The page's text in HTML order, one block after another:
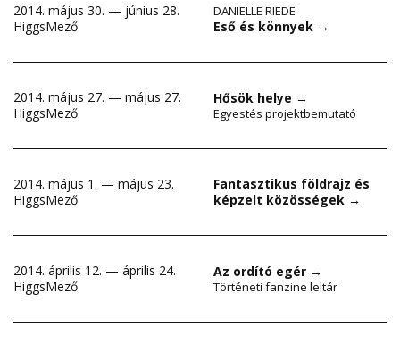
2014. május 30. — június 28.
HiggsMező
DANIELLE RIEDE
Eső és könnyek →
2014. május 27. — május 27.
HiggsMező
Hősök helye →
Egyestés projektbemutató
2014. május 1. — május 23.
HiggsMező
Fantasztikus földrajz és
képzelt közösségek →
2014. április 12. — április 24.
HiggsMező
Az ordító egér →
Történeti fanzine leltár